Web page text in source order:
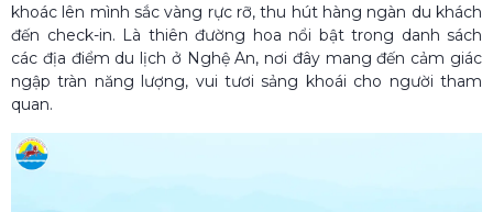
khoác lên mình sắc vàng rực rỡ, thu hút hàng ngàn du khách
đến check-in. Là thiên đường hoa nổi bật trong danh sách
các địa điểm du lịch ở Nghệ An, nơi đây mang đến cảm giác
ngập tràn năng lượng, vui tươi sảng khoái cho người tham
quan.